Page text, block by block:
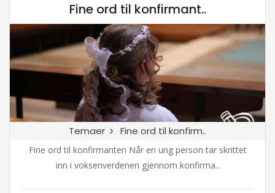
Fine ord til konfirmant..
Temaer Fine ord til konfirm..
Fine ord til konfirmanten Når en ung person tar skrittet
inn i voksenverdenen gjennom konfirma..